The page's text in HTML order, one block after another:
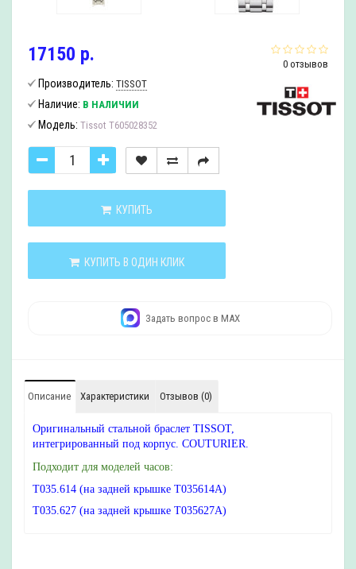
0 отзывов
17150 р.
Производитель: TISSOT
Наличие: В НАЛИЧИИ
Модель: Tissot T605028352
КУПИТЬ
КУПИТЬ В ОДИН КЛИК
Задать вопрос в MAX
Описание Характеристики Отзывов (0)
Оригинальный стальной браслет TISSOT,
интегрированный под корпус. COUTURIER.
Подходит для моделей часов:
T035.614 (на задней крышке T035614A)
T035.627 (на задней крышке T035627A)